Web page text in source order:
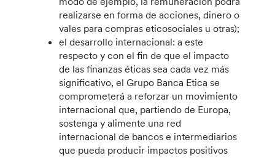
realizarse en forma de acciones, dinero o
vales para compras eticosociales u otras);
el desarrollo internacional: a este
respecto y con el fin de que el impacto
de las finanzas éticas sea cada vez más
significativo, el Grupo Banca Etica se
comprometerá a reforzar un movimiento
internacional que, partiendo de Europa,
sostenga y alimente una red
internacional de bancos e intermediarios
que pueda producir impactos positivos